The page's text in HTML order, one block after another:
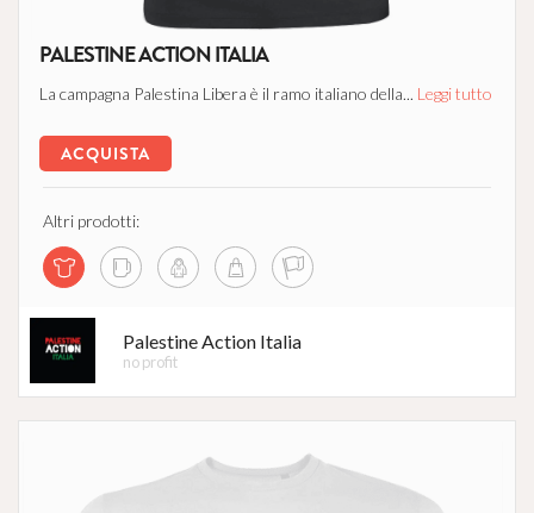
PALESTINE ACTION ITALIA
La campagna Palestina Libera è il ramo italiano della... Leggi tutto
ACQUISTA
Altri prodotti:
Palestine Action Italia
no profit